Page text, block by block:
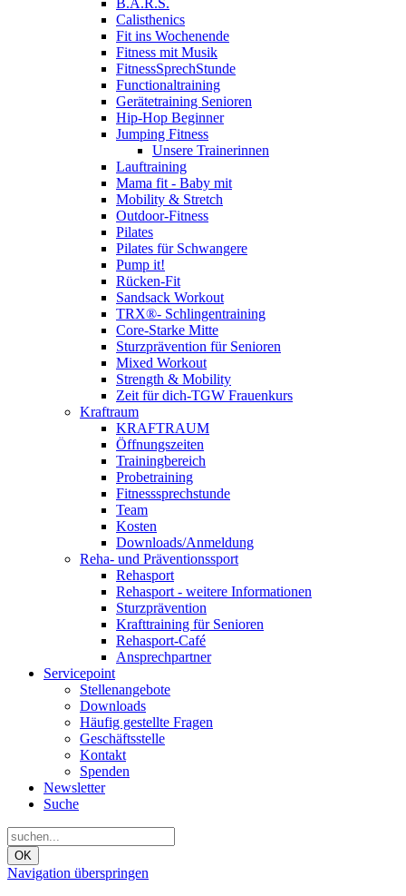
B.A.R.S.
Calisthenics
Fit ins Wochenende
Fitness mit Musik
FitnessSprechStunde
Functionaltraining
Gerätetraining Senioren
Hip-Hop Beginner
Jumping Fitness
Unsere Trainerinnen
Lauftraining
Mama fit - Baby mit
Mobility & Stretch
Outdoor-Fitness
Pilates
Pilates für Schwangere
Pump it!
Rücken-Fit
Sandsack Workout
TRX®- Schlingentraining
Core-Starke Mitte
Sturzprävention für Senioren
Mixed Workout
Strength & Mobility
Zeit für dich-TGW Frauenkurs
Kraftraum
KRAFTRAUM
Öffnungszeiten
Trainingbereich
Probetraining
Fitnesssprechstunde
Team
Kosten
Downloads/Anmeldung
Reha- und Präventionssport
Rehasport
Rehasport - weitere Informationen
Sturzprävention
Krafttraining für Senioren
Rehasport-Café
Ansprechpartner
Servicepoint
Stellenangebote
Downloads
Häufig gestellte Fragen
Geschäftsstelle
Kontakt
Spenden
Newsletter
Suche
OK
Navigation überspringen